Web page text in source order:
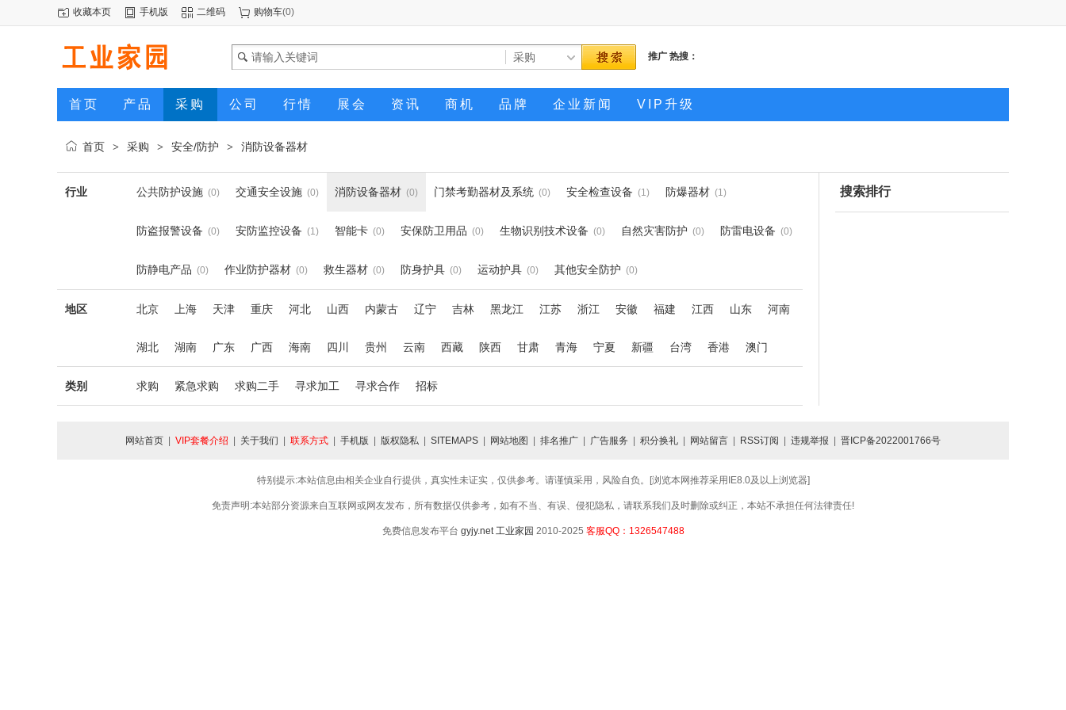
收藏本页 手机版 二维码 购物车(0)
推广 热搜：
首页 产品 采购 公司 行情 展会 资讯 商机 品牌 企业新闻 VIP升级
首页 > 采购 > 安全/防护 > 消防设备器材
行业 公共防护设施 (0) 交通安全设施 (0) 消防设备器材 (0) 门禁考勤器材及系统 (0) 安全检查设备 (1) 防爆器材 (1)
防盗报警设备 (0) 安防监控设备 (1) 智能卡 (0) 安保防卫用品 (0) 生物识别技术设备 (0) 自然灾害防护 (0) 防雷电设备 (0)
防静电产品 (0) 作业防护器材 (0) 救生器材 (0) 防身护具 (0) 运动护具 (0) 其他安全防护 (0)
地区 北京 上海 天津 重庆 河北 山西 内蒙古 辽宁 吉林 黑龙江 江苏 浙江 安徽 福建 江西 山东 河南
湖北 湖南 广东 广西 海南 四川 贵州 云南 西藏 陕西 甘肃 青海 宁夏 新疆 台湾 香港 澳门
类别 求购 紧急求购 求购二手 寻求加工 寻求合作 招标
搜索排行
网站首页 VIP套餐介绍 关于我们 联系方式 手机版 版权隐私 SITEMAPS 网站地图 排名推广 广告服务 积分换礼 网站留言 RSS订阅 违规举报 晋ICP备2022001766号
特别提示:本站信息由相关企业自行提供，真实性未证实，仅供参考。请谨慎采用，风险自负。[浏览本网推荐采用IE8.0及以上浏览器]
免责声明:本站部分资源来自互联网或网友发布，所有数据仅供参考，如有不当、有误、侵犯隐私，请联系我们及时删除或纠正，本站不承担任何法律责任!
免费信息发布平台 gyjy.net 工业家园 2010-2025 客服QQ：1326547488